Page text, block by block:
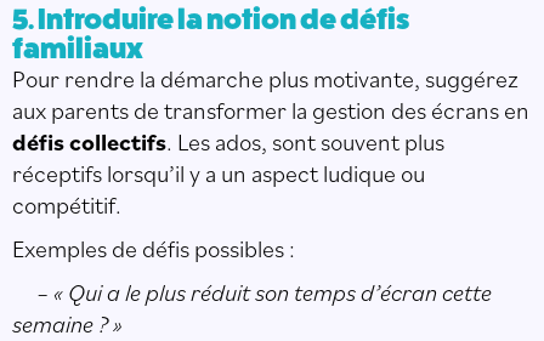
5. Introduire la notion de défis
familiaux
Pour rendre la démarche plus motivante, suggérez
aux parents de transformer la gestion des écrans en
défis collectifs. Les ados, sont souvent plus
réceptifs lorsqu’il y a un aspect ludique ou
compétitif.
Exemples de défis possibles :
– « Qui a le plus réduit son temps d’écran cette
semaine ? »